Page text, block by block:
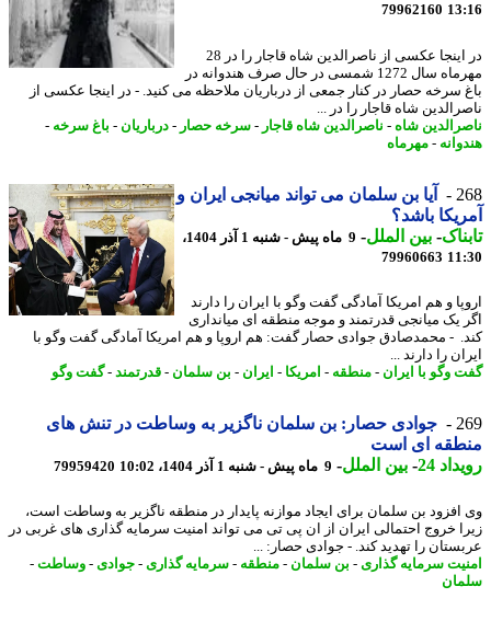
79962160
در اینجا عکسی از ناصرالدین شاه قاجار را در 28
مهرماه سال 1272 شمسی در حال صرف هندوانه در
سرخه حصار در کنار جمعی از درباریان ملاحظه می کنید. - در اینجا عکسی از
شاه قاجار را در ...
شاه -ناصرالدین شاه قاجار-سرخه حصار-درباریان-باغ سرخه-
- مهرماه
آیا بن سلمان می تواند میانجی ایران و
باشد؟
-بین الملل-
9 ماه پیش - شنبه 1 آذر 1404،
79960663
و هم امریکا آمادگی گفت وگو با ایران را دارند
یک میانجی قدرتمند و موجه منطقه ای میانداری
- محمدصادق جوادی حصار گفت: هم اروپا و هم امریکا آمادگی گفت وگو با
را دارند ...
وگو با ایران - منطقه-امریکا- ایران - بن سلمان-قدرتمند -گفت وگو
جوادی حصار: بن سلمان ناگزیر به وساطت در تنش های
ای است
24
-بین الملل-9 ماه پیش - شنبه 1 آذر 1404، 10:02 79959420
بن سلمان برای ایجاد موازنه پایدار در منطقه ناگزیر به وساطت است،
خروج احتمالی ایران از ان پی تی می تواند امنیت سرمایه گذاری های غربی در
را تهدید کند. - جوادی حصار: ...
سرمایه گذاری- بن سلمان-منطقه-سرمایه گذاری- جوادی-وساطت-